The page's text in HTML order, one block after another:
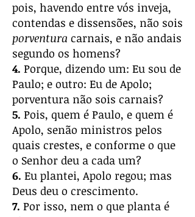
pois, havendo entre vós inveja,
contendas e dissensões, não sois
porventura carnais, e não andais
segundo os homens?
4. Porque, dizendo um: Eu sou de
Paulo; e outro: Eu de Apolo;
porventura não sois carnais?
5. Pois, quem é Paulo, e quem é
Apolo, senão ministros pelos
quais crestes, e conforme o que
o Senhor deu a cada um?
6. Eu plantei, Apolo regou; mas
Deus deu o crescimento.
7. Por isso, nem o que planta é